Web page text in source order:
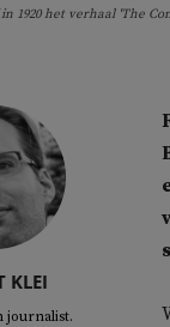
in 1920 het verhaal 'The
KLEI
journalist.